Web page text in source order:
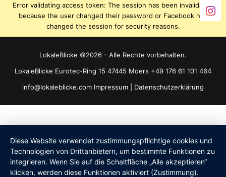
Error validating access token: The session has been invalidated
because the user changed their password or Facebook has
changed the session for security reasons.
LokaleBlicke ©2026 - Alle Rechte vorbehalten.
LokaleBlicke Eurotec-Ring 15 47445 Moers +49 176 61 101 464
info@lokaleblicke.com Impressum Datenschutzerklärung
Diese Website verwendet zustimmungspflichtige cookies und
Technologien von Drittanbietern, um bestimmte Funktionen zu
integrieren. Wenn Sie auf die Schaltfläche „Alle akzeptieren“
klicken, werden diese Funktionen aktiviert (Zustimmung).